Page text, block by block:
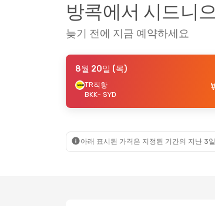
방콕에서 시드니
늦기 전에 지금 예약하세요
8월 20일 (목)
TR직항
BKK- SYD
아래 표시된 가격은 지정된 기간의 지난 3